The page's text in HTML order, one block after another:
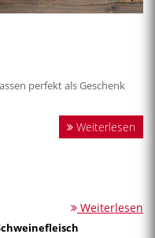
perfekt als Geschenk
Weiterlesen
Weiterlesen